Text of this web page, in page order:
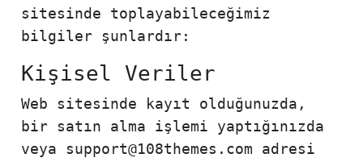
sitesinde toplayabileceğimiz
bilgiler şunlardır:
Kişisel Veriler
Web sitesinde kayıt olduğunuzda,
bir satın alma işlemi yaptığınızda
veya support@108themes.com adresi